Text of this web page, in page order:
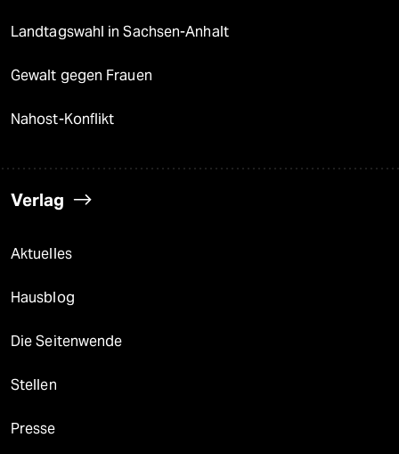
Landtagswahl in Sachsen-Anhalt
Gewalt gegen Frauen
Nahost-Konflikt
Verlag
Aktuelles
Hausblog
Die Seitenwende
Stellen
Presse